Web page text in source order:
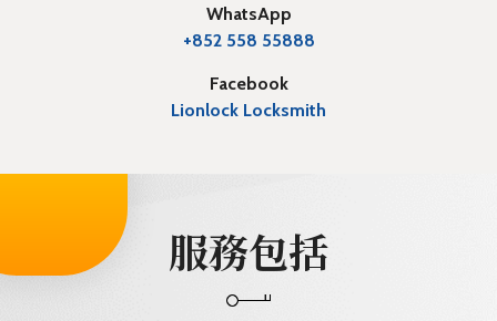
WhatsApp
+852 558 55888
Facebook
Lionlock Locksmith
服務包括